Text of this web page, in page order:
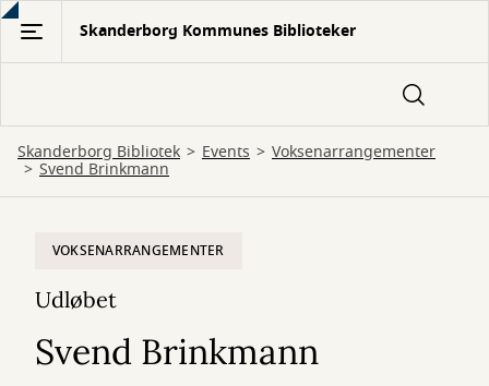
Gå
hovedindhold
Skanderborg Kommunes Biblioteker
Skanderborg Bibliotek Events Voksenarrangementer
Svend Brinkmann
VOKSENARRANGEMENTER
Udløbet
Svend Brinkmann